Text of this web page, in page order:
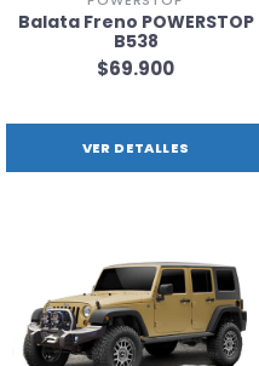
Balata Freno POWERSTOP
B538
$69.900
VER DETALLES